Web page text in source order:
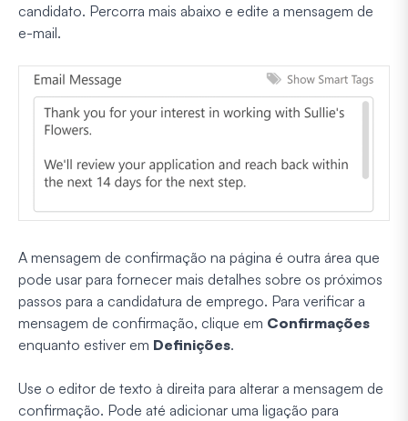
candidato. Percorra mais abaixo e edite a mensagem de
e-mail.
A mensagem de confirmação na página é outra área que
pode usar para fornecer mais detalhes sobre os próximos
passos para a candidatura de emprego. Para verificar a
mensagem de confirmação, clique em Confirmações
enquanto estiver em Definições.
Use o editor de texto à direita para alterar a mensagem de
confirmação. Pode até adicionar uma ligação para